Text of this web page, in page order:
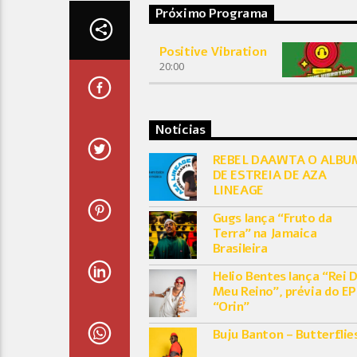
Próximo Programa
Positive Vibration
20:00
Notícias
REBEL DAAWTA O
DE ESTREIA DE AZA
LINEAGE
Gugs lança “Fruto da
Terra” na Jamaica
Brasileira
Helio Bentes lança “Rei
Meu Reino”, prévia do EP
“Orin”
Buju Banton –